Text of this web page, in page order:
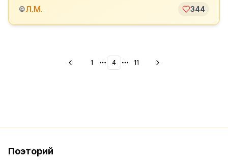
©Л.М. 344
1 More pages
4 More pages
11
Поэторий